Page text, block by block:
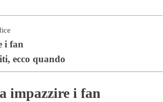
i fan
ecco quando
impazzire i fan